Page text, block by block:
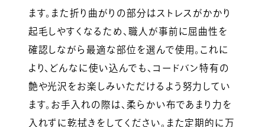
ます。また折り曲がりの部分はストレスがかかり
起毛しやすくなるため、職人が事前に屈曲性を
確認しながら最適な部位を選んで使用。これに
より、どんなに使い込んでも、コードバン特有の
艶や光沢をお楽しみいただけるよう努力してい
ます。お手入れの際は、柔らかい布であまり力を
入れずに乾拭きをしてください。また定期的に万